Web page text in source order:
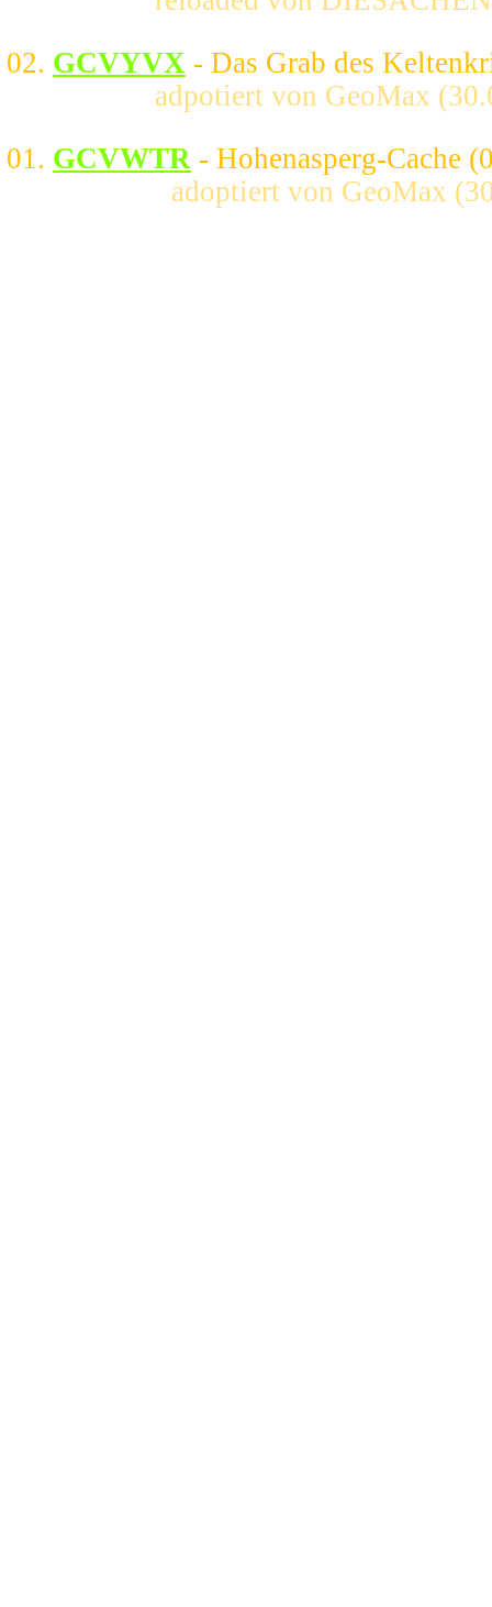
02. GCVYVX - Das Grab des
adpotiert von GeoMax
01. GCVWTR - Hohenasperg-Cache
adoptiert von GeoMax